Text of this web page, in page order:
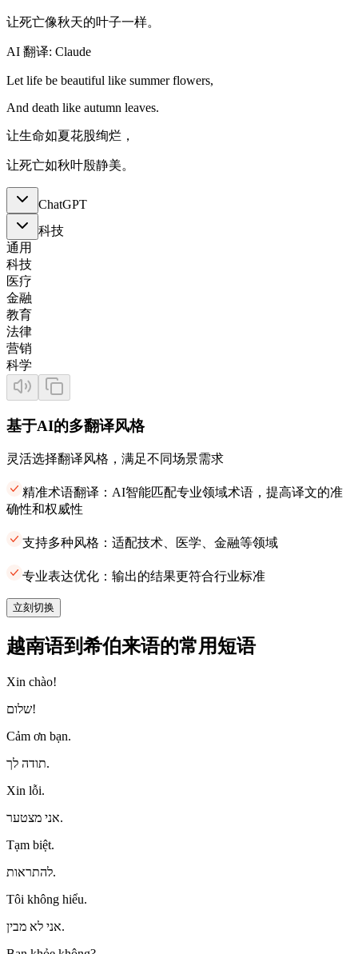
让死亡像秋天的叶子一样。
AI 翻译: Claude
Let life be beautiful like summer flowers,
And death like autumn leaves.
让生命如夏花股绚烂，
让死亡如秋叶殷静美。
ChatGPT
科技
通用
科技
医疗
金融
教育
法律
营销
科学
基于AI的多翻译风格
灵活选择翻译风格，满足不同场景需求
精准术语翻译：AI智能匹配专业领域术语，提高译文的准
确性和权威性
支持多种风格：适配技术、医学、金融等领域
专业表达优化：输出的结果更符合行业标准
立刻切换
越南语到希伯来语的常用短语
Xin chào!
שלום!
Cảm ơn bạn.
תודה לך.
Xin lỗi.
אני מצטער.
Tạm biệt.
להתראות.
Tôi không hiểu.
אני לא מבין.